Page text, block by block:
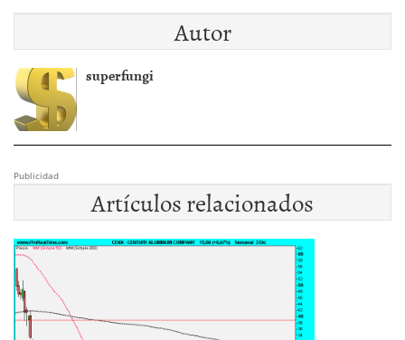
Autor
superfungi
Publicidad
Artículos relacionados